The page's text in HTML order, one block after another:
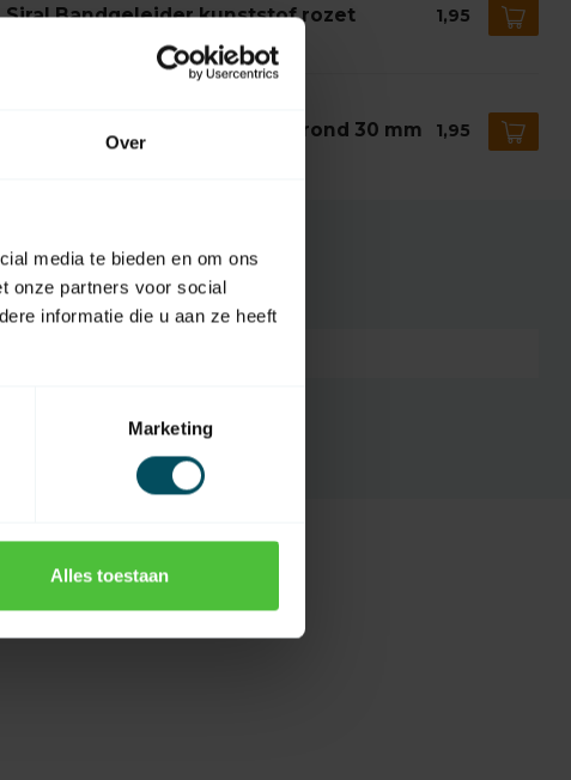
Over
media te bieden en om ons
onze partners voor social
informatie die u aan ze heeft
Marketing
Alles toestaan
Siral Bandgeleider kunststof rozet 1,95
Siral Bandgeleider kunststof rond 30 mm 1,95